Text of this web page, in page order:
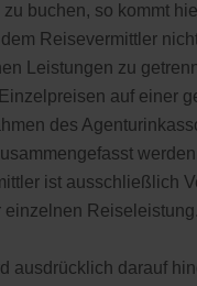
zu buchen, so kommt
Reisevermittler
Leistungen zu
auf einer
des
ist ausschließlich
einzelnen
ausdrücklich darauf